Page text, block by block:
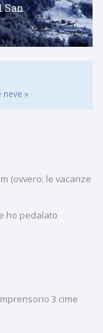
San
»
(ovvero: le vacanze
ho pedalato
3 cime